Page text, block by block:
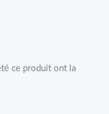
ce produit ont la